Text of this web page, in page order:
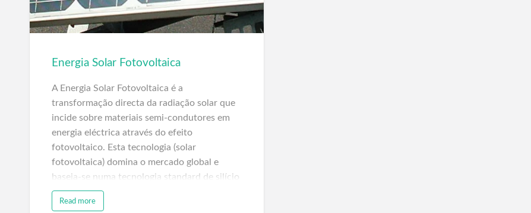
Energia Solar Fotovoltaica
A Energia Solar Fotovoltaica é a
transformação directa da radiação solar que
incide sobre materiais semi-condutores em
energia eléctrica através do efeito
fotovoltaico. Esta tecnologia (solar
fotovoltaica) domina o mercado global e
baseia-se numa tecnologia standard de silício
cristalino (mono e multicristalina). A primeira
célula fotovoltaica, de silício monocristalino,
Read more